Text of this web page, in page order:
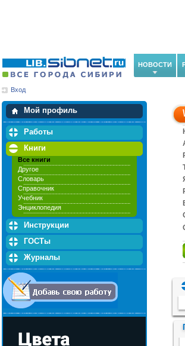
НОВОСТИ
Вход
Мой профиль
Мои закладки
Работы
Книги
Все книги
Другое
Словарь
Справочник
Учебник
Энциклопедия
Инструкции
ГОСТы
Журналы